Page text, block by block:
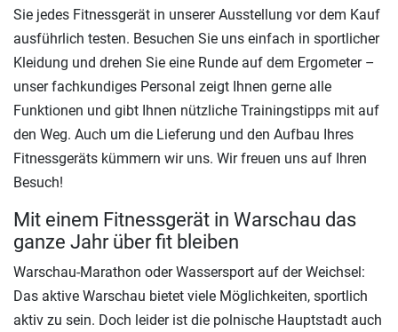
Sie jedes Fitnessgerät in unserer Ausstellung vor dem Kauf
ausführlich testen. Besuchen Sie uns einfach in sportlicher
Kleidung und drehen Sie eine Runde auf dem Ergometer –
unser fachkundiges Personal zeigt Ihnen gerne alle
Funktionen und gibt Ihnen nützliche Trainingstipps mit auf
den Weg. Auch um die Lieferung und den Aufbau Ihres
Fitnessgeräts kümmern wir uns. Wir freuen uns auf Ihren
Besuch!
Mit einem Fitnessgerät in Warschau das
ganze Jahr über fit bleiben
Warschau-Marathon oder Wassersport auf der Weichsel:
Das aktive Warschau bietet viele Möglichkeiten, sportlich
aktiv zu sein. Doch leider ist die polnische Hauptstadt auch